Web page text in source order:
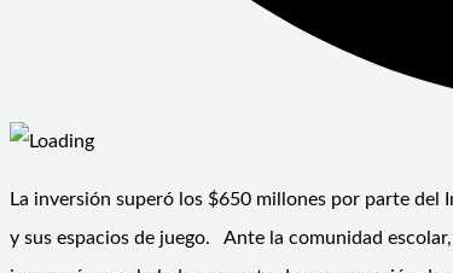
La inversión superó los $650 millones por parte
y sus espacios de juego. Ante la comunidad